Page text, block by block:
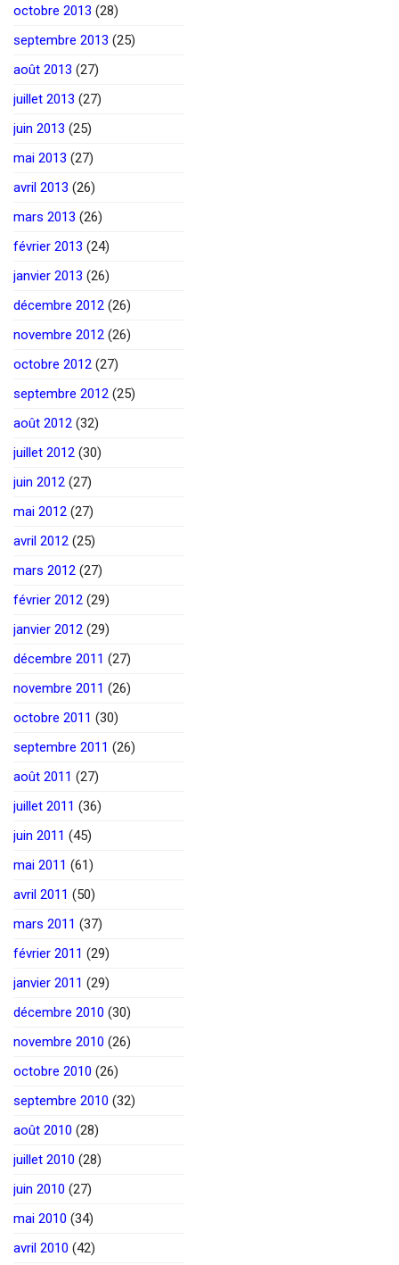
octobre 2013 (28)
septembre 2013 (25)
août 2013 (27)
juillet 2013 (27)
juin 2013 (25)
mai 2013 (27)
avril 2013 (26)
mars 2013 (26)
février 2013 (24)
janvier 2013 (26)
décembre 2012 (26)
novembre 2012 (26)
octobre 2012 (27)
septembre 2012 (25)
août 2012 (32)
juillet 2012 (30)
juin 2012 (27)
mai 2012 (27)
avril 2012 (25)
mars 2012 (27)
février 2012 (29)
janvier 2012 (29)
décembre 2011 (27)
novembre 2011 (26)
octobre 2011 (30)
septembre 2011 (26)
août 2011 (27)
juillet 2011 (36)
juin 2011 (45)
mai 2011 (61)
avril 2011 (50)
mars 2011 (37)
février 2011 (29)
janvier 2011 (29)
décembre 2010 (30)
novembre 2010 (26)
octobre 2010 (26)
septembre 2010 (32)
août 2010 (28)
juillet 2010 (28)
juin 2010 (27)
mai 2010 (34)
avril 2010 (42)